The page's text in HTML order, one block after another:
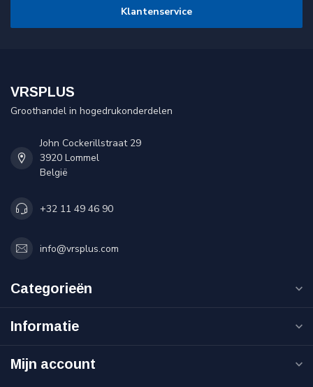
Klantenservice
VRSPLUS
Groothandel in hogedrukonderdelen
John Cockerillstraat 29
3920 Lommel
België
+32 11 49 46 90
info@vrsplus.com
Categorieën
Informatie
Mijn account